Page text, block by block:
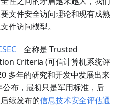
文件安全访问理论和现有成熟
件访问模型。
，全称是 Trusted
Criteria (可信计算机系统评
多年的研究和开发中发展出来
布，最初只是军用标准，后
续发布的信息技术安全评估通